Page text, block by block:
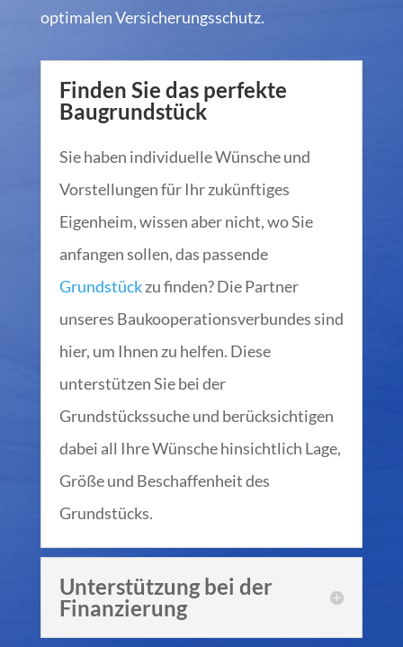
optimalen Versicherungsschutz.
Finden Sie das perfekte
Baugrundstück
Sie haben individuelle Wünsche und
Vorstellungen für Ihr zukünftiges
Eigenheim, wissen aber nicht, wo Sie
anfangen sollen, das passende
Grundstückzu finden? Die Partner
unseres Baukooperationsverbundes sind
hier, um Ihnen zu helfen. Diese
unterstützen Sie bei der
Grundstückssuche und berücksichtigen
dabei all Ihre Wünsche hinsichtlich Lage,
Größe und Beschaffenheit des
Grundstücks.
Unterstützung bei der
Finanzierung